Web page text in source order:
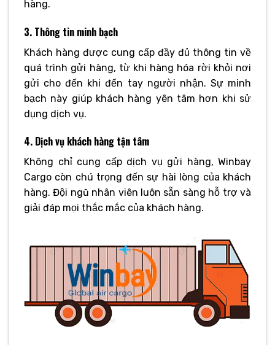
hàng.
3. Thông tin minh bạch
Khách hàng được cung cấp đầy đủ thông tin về
quá trình gửi hàng, từ khi hàng hóa rời khỏi nơi
gửi cho đến khi đến tay người nhận. Sự minh
bạch này giúp khách hàng yên tâm hơn khi sử
dụng dịch vụ.
4. Dịch vụ khách hàng tận tâm
Không chỉ cung cấp dịch vụ gửi hàng, Winbay
Cargo còn chú trọng đến sự hài lòng của khách
hàng. Đội ngũ nhân viên luôn sẵn sàng hỗ trợ và
giải đáp mọi thắc mắc của khách hàng.